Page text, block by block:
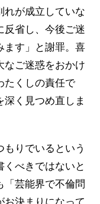
れが成立していな
反省し、今後ご迷
ます」と謝罪。喜
なご迷惑をおかけ
たくしの責任で
く見つめ直しま
りでいるという
べきではないと
「芸能界で不倫問
お決まりになって